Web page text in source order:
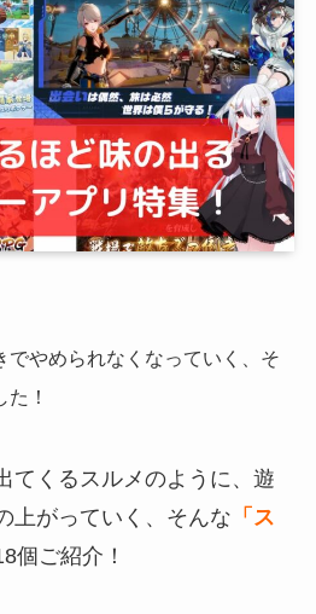
でやめられなくなっていく、そ
！
てくるスルメのように、遊
上がっていく、そんな 「ス
個ご紹介！